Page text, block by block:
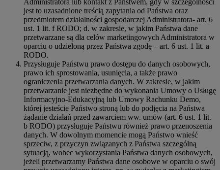
jest to uzasadnione treścią zapytania od Państwa oraz
przedmiotem działalności gospodarczej Administratora- art. 6
ust. 1 lit. f RODO; d. w zakresie, w jakim Państwa dane
przetwarzane są dla celów marketingowych Administratora w
oparciu o udzieloną przez Państwa zgodę – art. 6 ust. 1 lit. a
RODO.
Przysługuje Państwu prawo dostępu do danych osobowych,
prawo ich sprostowania, usunięcia, a także prawo
ograniczenia przetwarzania danych. W zakresie, w jakim
przetwarzanie jest niezbędne do wykonania Umowy o Usługę
Informacyjno-Edukacyjną lub Umowy Rachunku Demo,
której jesteście Państwo stroną lub do podjęcia na Państwa
żądanie działań przed zawarciem ww. umów (art. 6 ust. 1 lit.
b RODO) przysługuje Państwu również prawo przenoszenia
danych. W dowolnym momencie mogą Państwo wnieść
sprzeciw, z przyczyn związanych z Państwa szczególną
sytuacją, wobec wykorzystania Państwa danych osobowych,
jeżeli przetwarzamy Państwa dane osobowe w oparciu o swój